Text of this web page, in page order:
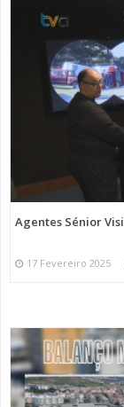
Agentes Sénior
17 Fevereiro 2025